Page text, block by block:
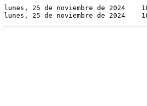
lunes, 25 de noviembre de 2024
lunes, 25 de noviembre de 2024